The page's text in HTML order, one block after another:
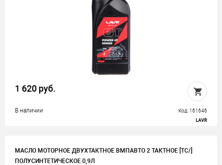
1 620 руб.
В наличии Код: 161646
LAVR
МАСЛО МОТОРНОЕ ДВУХТАКТНОЕ ВМПАВТО 2 ТАКТНОЕ [TC/]
ПОЛУСИНТЕТИЧЕСКОЕ 0,9Л